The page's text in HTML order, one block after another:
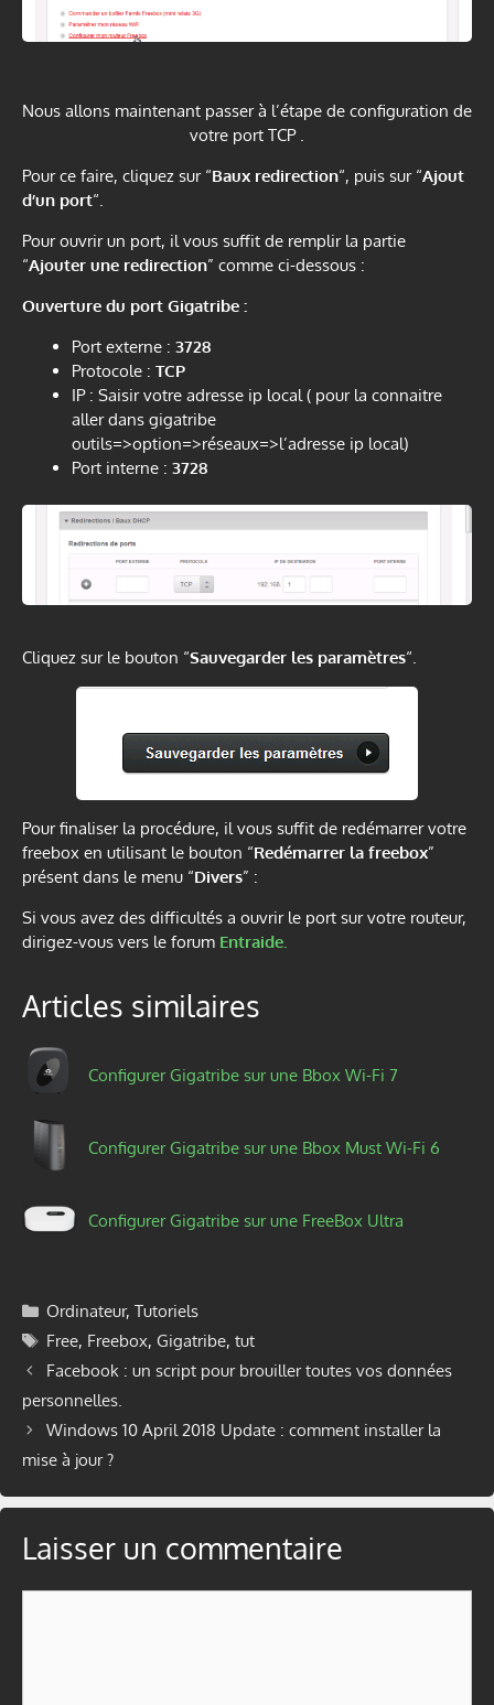
Nous allons maintenant passer à l’étape de configuration de
votre port TCP .
Pour ce faire, cliquez sur “Baux redirection“, puis sur “Ajout
d’un port“.
Pour ouvrir un port, il vous suffit de remplir la partie
“Ajouter une redirection” comme ci-dessous :
Ouverture du port Gigatribe :
Port externe : 3728
Protocole : TCP
IP : Saisir votre adresse ip local ( pour la connaitre
aller dans gigatribe
outils=>option=>réseaux=>l’adresse ip local)
Port interne : 3728
Cliquez sur le bouton “Sauvegarder les paramètres“.
Pour finaliser la procédure, il vous suffit de redémarrer votre
freebox en utilisant le bouton “Redémarrer la freebox”
présent dans le menu “Divers” :
Si vous avez des difficultés a ouvrir le port sur votre routeur,
dirigez-vous vers le forum Entraide.
Articles similaires
Configurer Gigatribe sur une Bbox Wi-Fi 7
Configurer Gigatribe sur une Bbox Must Wi-Fi 6
Configurer Gigatribe sur une FreeBox Ultra
Catégories
Ordinateur, Tutoriels
Étiquettes
Free, Freebox, Gigatribe, tut
Facebook : un script pour brouiller toutes vos données
personnelles.
Windows 10 April 2018 Update : comment installer la
mise à jour ?
Laisser un commentaire